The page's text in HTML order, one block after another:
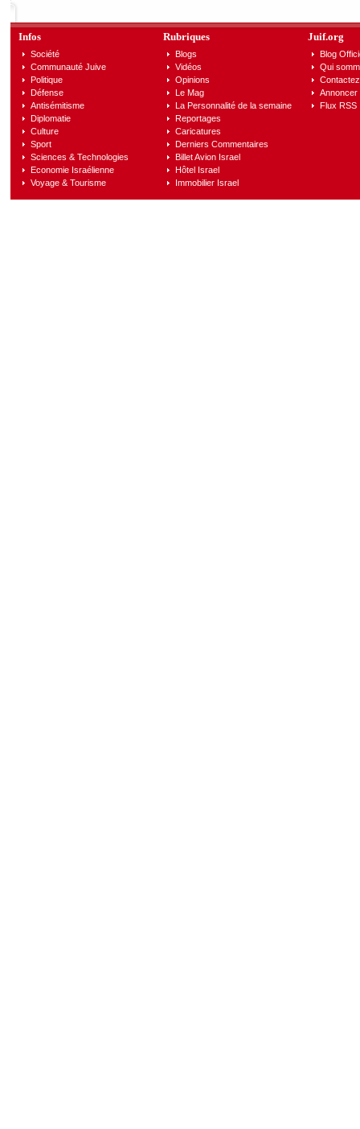
Infos
Société
Communauté Juive
Politique
Défense
Antisémitisme
Diplomatie
Culture
Sport
Sciences & Technologies
Economie Israélienne
Voyage & Tourisme
Rubriques
Blogs
Vidéos
Opinions
Le Mag
La Personnalité de la semaine
Reportages
Caricatures
Derniers Commentaires
Billet Avion Israel
Hôtel Israel
Immobilier Israel
Juif.org
Blog
Qui
Annoncer
Flux RSS